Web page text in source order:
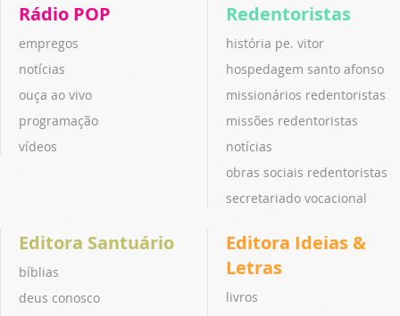
Rádio POP
empregos
notícias
ouça ao vivo
programação
vídeos
Redentoristas
história pe. vitor
hospedagem santo afonso
missionários redentoristas
missões redentoristas
notícias
obras sociais redentoristas
secretariado vocacional
Editora Santuário
bíblias
deus conosco
Editora Ideias &
Letras
livros